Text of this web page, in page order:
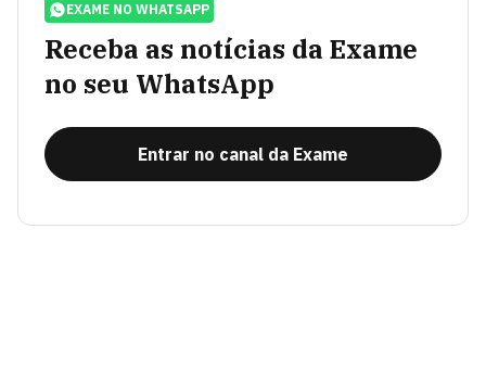
EXAME NO WHATSAPP
Receba as notícias da Exame
no seu WhatsApp
Entrar no canal da Exame